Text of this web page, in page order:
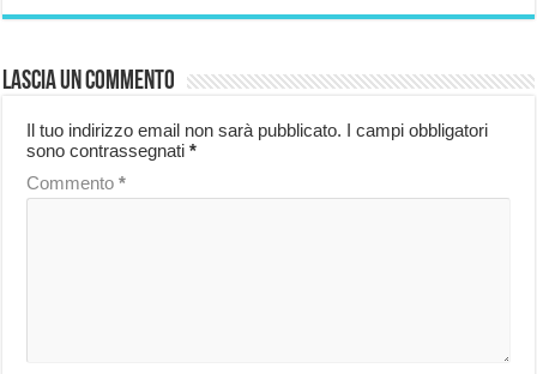
Lascia un commento
Il tuo indirizzo email non sarà pubblicato. I campi obbligatori
sono contrassegnati*
Commento*